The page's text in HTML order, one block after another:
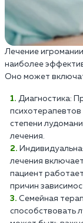
Лечение
наиболее
Оно может
Диагностика:
степени
лечения.
лечения
пациент
причин
Семейная
способствовать